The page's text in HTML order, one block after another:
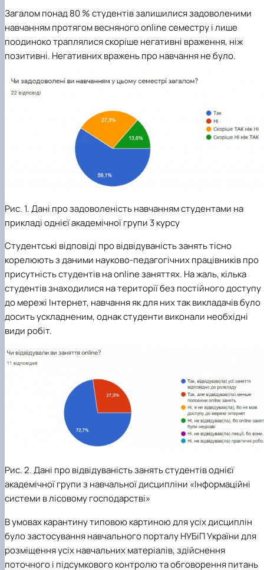
Загалом понад 80 % студентів залишилися задоволеними
навчанням протягом весняного online семестру і лише
поодиноко траплялися скоріше негативні враження, ніж
позитивні. Негативних вражень про навчання не було.
Рис. 1. Дані про задоволеність навчанням студентами на
прикладі однієї академічної групи 3 курсу
Студентські відповіді про відвідуваність занять тісно
корелюють з даними науково-педагогічних працівників про
присутність студентів на online заняттях. На жаль, кілька
студентів знаходилися на території без постійного доступу
до мережі Інтернет, навчання як для них так викладачів було
досить ускладненим, однак студенти виконали необхідні
види робіт.
Рис. 2. Дані про відвідуваність занять студентів однієї
академічної групи з навчальної дисципліни «Інформаційні
системи в лісовому господарстві»
В умовах карантину типовою картиною для усіх дисциплін
було застосування навчального порталу НУБіП України для
розміщення усіх навчальних матеріалів, здійснення
поточного і підсумкового контролю та обговорення питань